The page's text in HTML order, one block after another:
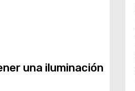
una iluminación